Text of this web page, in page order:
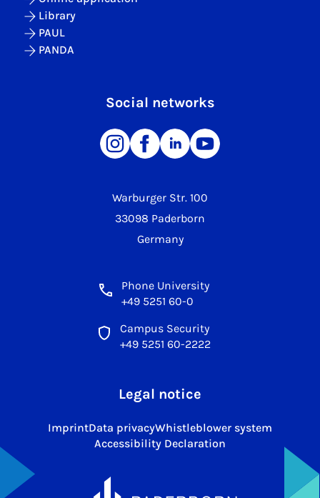
Warburger Str. 100
33098 Paderborn
Germany
Phone University
+49 5251 60-0
Campus Security
+49 5251 60-2222
Library
PAUL
PANDA
Social networks
Legal notice
ImprintData privacyWhistleblower system
Accessibility Declaration